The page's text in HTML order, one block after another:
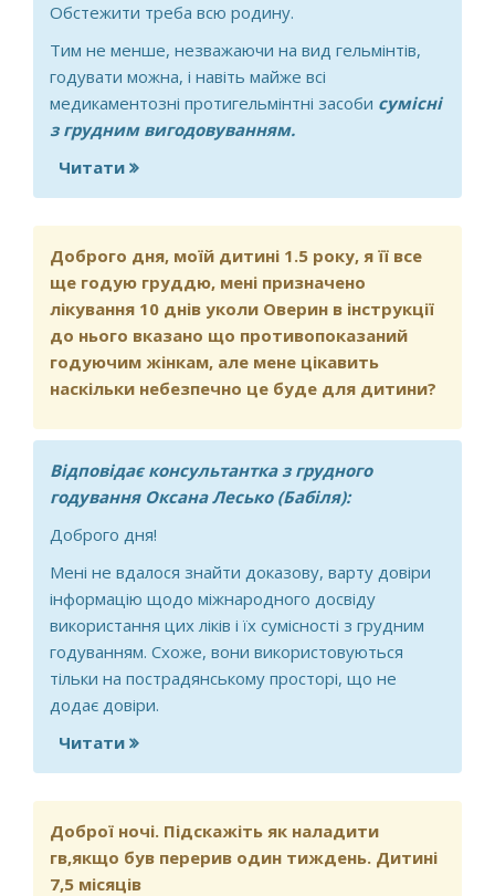
Обстежити треба всю родину.
Тим не менше, незважаючи на вид гельмінтів,
годувати можна, і навіть майже всі
медикаментозні протигельмінтні засоби сумісні
з грудним вигодовуванням.
Читати про Чи можна годувати дитину
груддю якщо в годуючої мами
завелися маленькі(2 мм) глисти?І як
довго ці маленькі глисти
виходитимуть з організму мами? Що
необхідно робити аби вивести їх з
Доброго дня, моїй дитині 1.5 року, я її все
ще годую груддю, мені призначено
лікування 10 днів уколи Оверин в інструкції
до нього вказано що противопоказаний
годуючим жінкам, але мене цікавить
наскільки небезпечно це буде для дитини?
Відповідає консультантка з грудного
годування Оксана Лесько (Бабіля):
Доброго дня!
Мені не вдалося знайти доказову, варту довіри
інформацію щодо міжнародного досвіду
використання цих ліків і їх сумісності з грудним
годуванням. Схоже, вони використовуються
тільки на пострадянському просторі, що не
додає довіри.
Читати про Доброго дня, моїй дитині 1.5 року,
я її все ще годую груддю, мені
призначено лікування 10 днів уколи
Оверин в інструкції до нього вказано
що противопоказаний годуючим
жінкам, але мене цікавить наскільки
Доброї ночі. Підскажіть як наладити
гв,якщо був перерив один тиждень. Дитині
7,5 місяців